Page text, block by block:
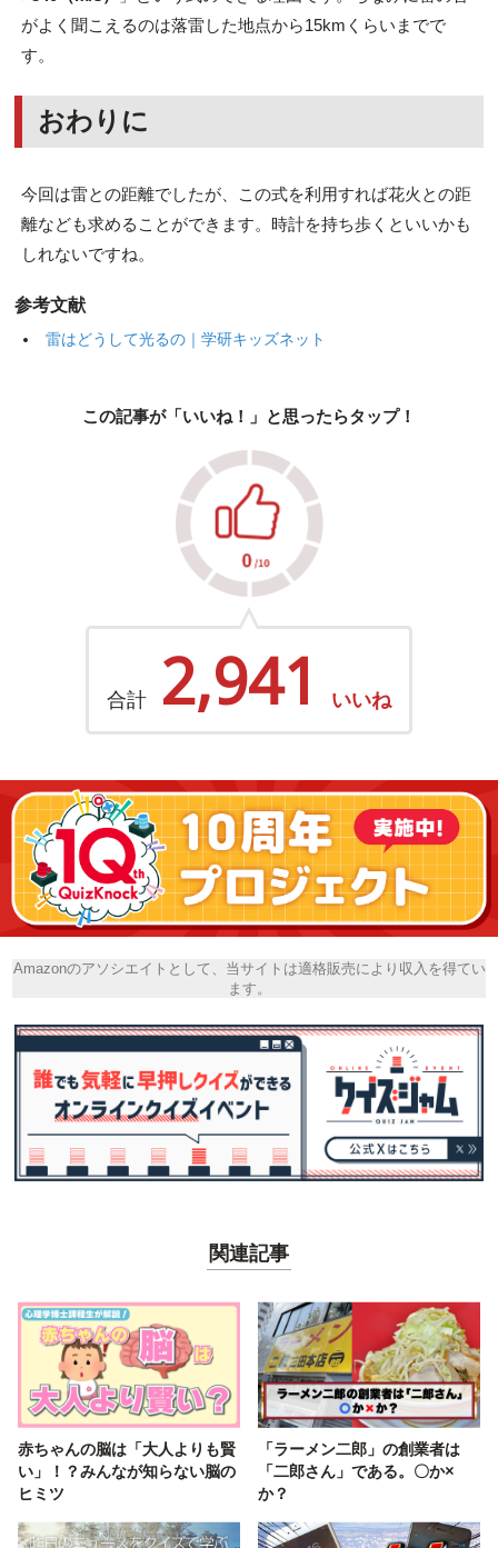
がよく聞こえるのは落雷した地点から15kmくらいまでで
す。
おわりに
今回は雷との距離でしたが、この式を利用すれば花火との距
離なども求めることができます。時計を持ち歩くといいかも
しれないですね。
参考文献
雷はどうして光るの｜学研キッズネット
この記事が「いいね！」と思ったらタップ！
合計 2,941 いいね
Amazonのアソシエイトとして、当サイトは適格販売により収入を得てい
ます。
関連記事
赤ちゃんの脳は「大人よりも賢
い」！？みんなが知らない脳の
ヒミツ
「ラーメン二郎」の創業者は
「二郎さん」である。〇か×
か？